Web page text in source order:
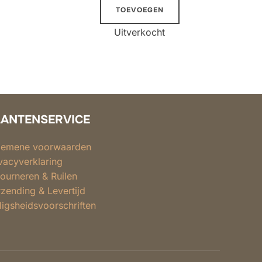
TOEVOEGEN
Uitverkocht
voorwaarden
& Ruilen
& Levertijd